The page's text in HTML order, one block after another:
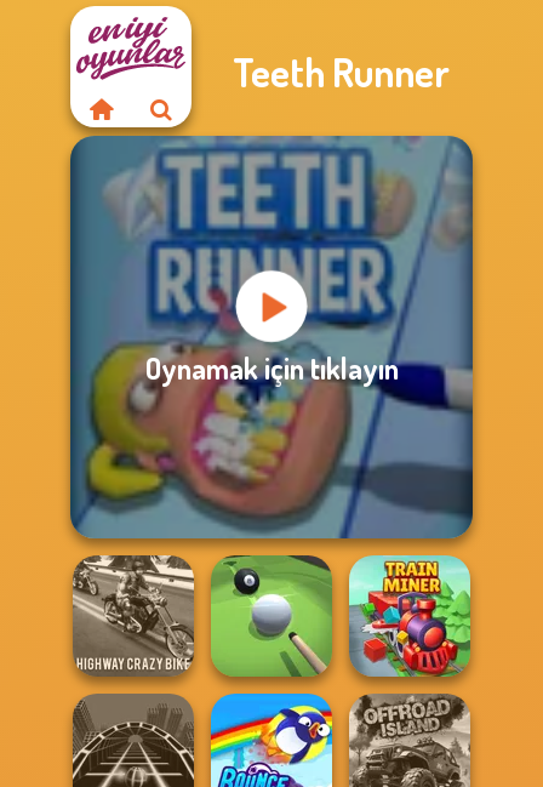
Teeth Runner
Oynamak için tıklayın
Highway Crazy
Bike
Pool Master 3D Train Miner